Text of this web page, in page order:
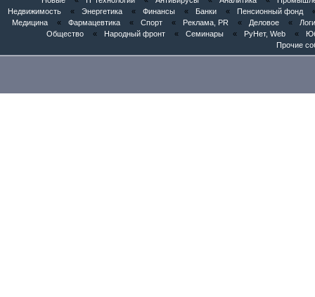
Недвижимость
« Энергетика « Финансы « Банки « Пенсионный фонд
Медицина
« Фармацевтика « Спорт « Реклама, PR « Деловое «
Общество
« Народный фронт « Семинары « РуНет, Web «
Прочие